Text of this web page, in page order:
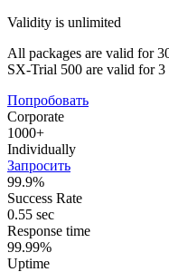
Validity is unlimited
All packages are valid for
SX-Trial 500 are valid for 3
Попробовать
Corporate
1000+
Individually
Запросить
99.9%
Success Rate
0.55 sec
Response time
99.99%
Uptime